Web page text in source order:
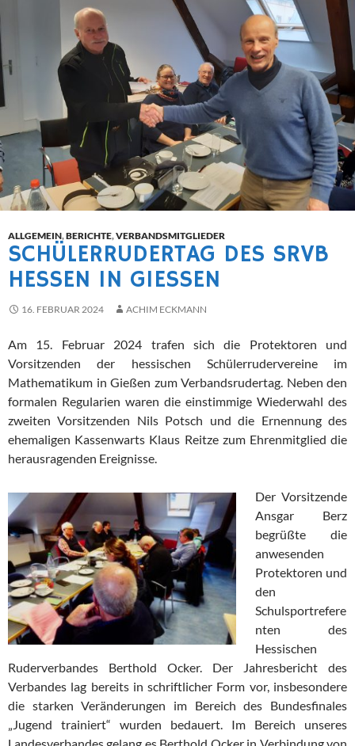
ALLGEMEIN,BERICHTE,VERBANDSMITGLIEDER
SCHÜLERRUDERTAG DES SRVB
HESSEN IN GIESSEN
16. FEBRUAR 2024 ACHIM ECKMANN
Am 15. Februar 2024 trafen sich die Protektoren und
Vorsitzenden der hessischen Schülerrudervereine im
Mathematikum in Gießen zum Verbandsrudertag. Neben den
formalen Regularien waren die einstimmige Wiederwahl des
zweiten Vorsitzenden Nils Potsch und die Ernennung des
ehemaligen Kassenwarts Klaus Reitze zum Ehrenmitglied die
herausragenden Ereignisse.
Der Vorsitzende
Ansgar Berz
begrüßte die
anwesenden
Protektoren und
den
Schulsportrefere
nten des
Hessischen
Ruderverbandes Berthold Ocker. Der Jahresbericht des
Verbandes lag bereits in schriftlicher Form vor, insbesondere
die starken Veränderungen im Bereich des Bundesfinales
„Jugend trainiert“ wurden bedauert. Im Bereich unseres